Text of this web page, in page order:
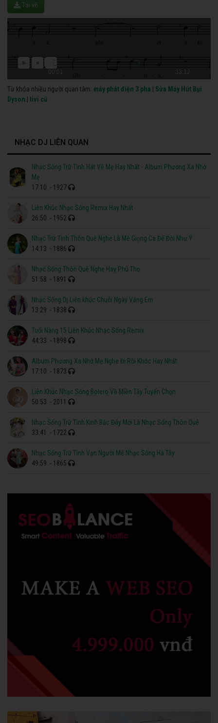
Tải về
00:01 33:12
Từ khóa nhiều người quan tâm: máy phát điện 3 pha
Sửa Máy Hút Bụi
Dyson
tivi cũ
NHẠC DJ LIÊN QUAN
Nhạc Sống Trữ Tình Hát Về Mẹ Hay Nhất - Album Phương Xa Nhớ
Mẹ
17:10 - 1927
Liên Khúc Nhạc Sống Remix Hay Nhất
26:50 - 1952
Nhạc Trữ Tình Thôn Quê Nghe Là Mê Giọng Ca Để Đời Như Ý
14:13 - 1886
Nhạc Sống Thôn Quê Nghe Hay Phú Thọ
51:58 - 1891
Nhạc Sống Dj Liên khúc Chuỗi Ngày Vắng Em
13:29 - 1838
Tuổi Nàng 15 Liên Khúc Nhạc Sống Remix
44:33 - 1898
Album Phương Xa Nhớ Mẹ Nghe Đi Rồi Khóc Hay Nhất
17:10 - 1873
Liên Khúc Nhạc Sống Bolero Về Miền Tây Tuyển Chọn
50:53 - 2011
Nhạc Sống Trữ Tình Kinh Bắc Đây Mới Là Nhạc Sống Thôn Quê
33:41
- 1722
Nhạc Sống Trữ Tình Vạn Người Mê Nhạc Sống Hà Tây
49:59 - 1865